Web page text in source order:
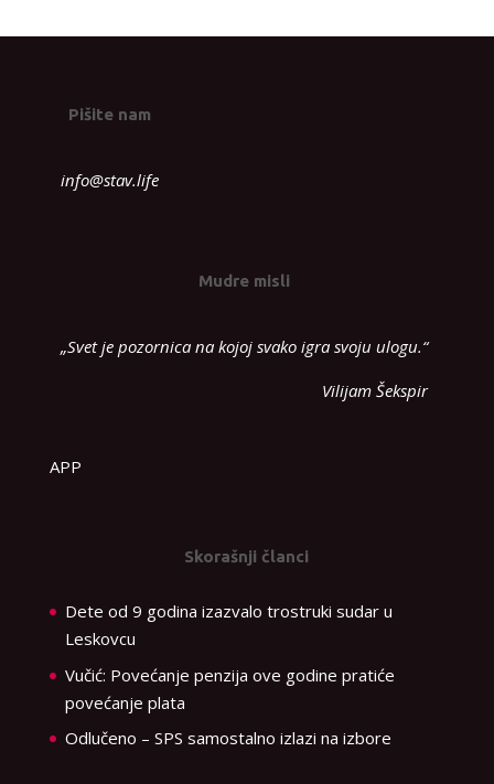
Pišite nam
info@stav.life
Mudre misli
„Svet je pozornica na kojoj svako igra svoju ulogu.“
Vilijam Šekspir
APP
Skorašnji članci
Dete od 9 godina izazvalo trostruki sudar u
Leskovcu
Vučić: Povećanje penzija ove godine pratiće
povećanje plata
Odlučeno – SPS samostalno izlazi na izbore